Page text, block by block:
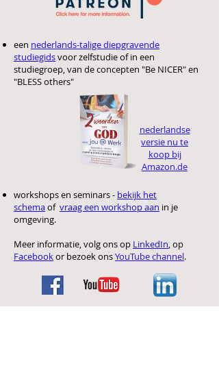
een nederlands-talige diepgravende
studiegidsvoor zelfstudie of in een
studiegroep, van de concepten "Be NICER" en
"BLESS others"
nederlandse
versie nu te
koop bij
Amazon.de
workshops en seminars - bekijk het
schemaof vraag een workshop aan in je
omgeving.
Meer informatie,volg ons op LinkedIn, op
Facebookor bezoek onsYouTube channel.